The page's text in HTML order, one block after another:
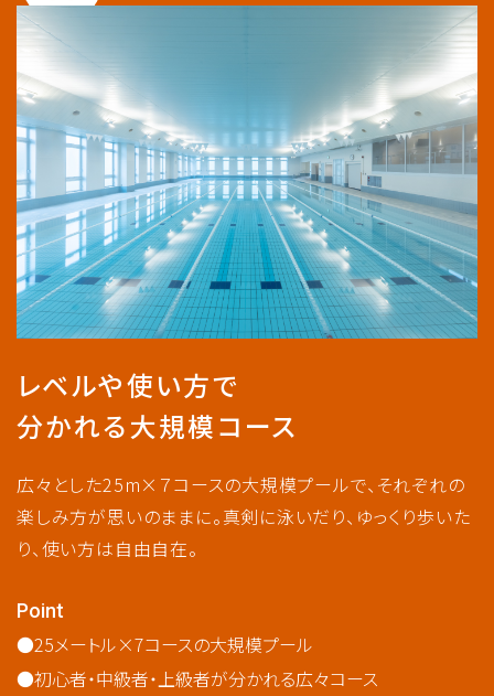
レベルや使い方で
分かれる大規模コース​
広々とした25m×７コースの大規模プールで、それぞれの
楽しみ方が思いのままに。真剣に泳いだり、ゆっくり歩いた
り、使い方は自由自在。
Point
25メートル×7コースの大規模プール
初心者・中級者・上級者が分かれる広々コース